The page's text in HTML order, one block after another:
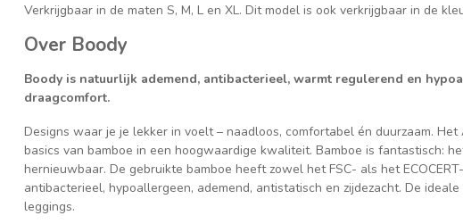
Verkrijgbaar in de maten S, M, L en XL. Dit model is ook verkrijgbaar in de
Over Boody
Boody is natuurlijk ademend, antibacterieel, warmt regulerend en
draagcomfort.
Designs waar je je lekker in voelt – naadloos, comfortabel én duurzaam.
basics van bamboe in een hoogwaardige kwaliteit. Bamboe is fantastisch:
hernieuwbaar. De gebruikte bamboe heeft zowel het FSC- als het
antibacterieel, hypoallergeen, ademend, antistatisch en zijdezacht. De
leggings.